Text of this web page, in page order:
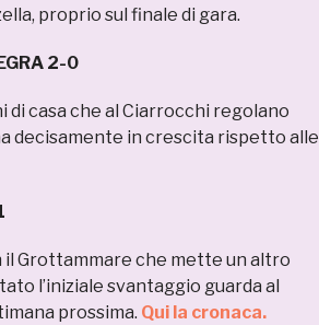
proprio sul finale di gara.
2-0
di casa che al Ciarrocchi regolano
decisamente in crescita rispetto alle
Grottammare che mette un altro
l’iniziale svantaggio guarda al
prossima. Qui la cronaca.